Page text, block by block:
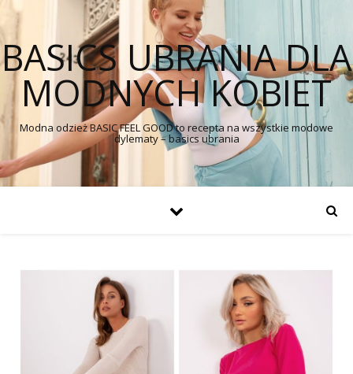
BASICS UBRANIA DLA
MODNYCH KOBIET
Modna odzież BASIC FEEL GOOD to recepta na wszystkie modowe
dylematy – basics ubrania